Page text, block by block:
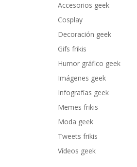
Accesorios geek
Cosplay
Decoración geek
Gifs frikis
Humor gráfico geek
Imágenes geek
Infografías geek
Memes frikis
Moda geek
Tweets frikis
Vídeos geek